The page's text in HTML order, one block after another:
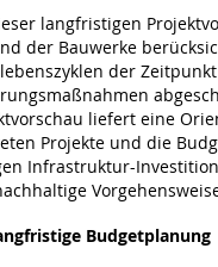
langfristigen
der Bauwerke
der
liefert eine
Projekte und die
Infrastruktur-
Budgetplanung